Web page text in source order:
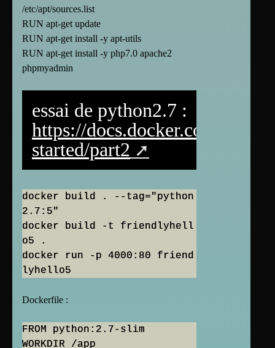
/etc/apt/sources.list
RUN apt-get update
RUN apt-get install -y apt-utils
RUN apt-get install -y php7.0 apache2
phpmyadmin
essai de python2.7 :
https://docs.docker.com/get-
started/part2
docker build . --tag="python
2.7:5"
docker build -t friendlyhell
o5 .
docker run -p 4000:80 friend
lyhello5
Dockerfile :
FROM python:2.7-slim
WORKDIR /app